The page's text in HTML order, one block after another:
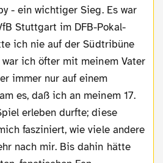
- ein wichtiger Sieg. Es war
Stuttgart im DFB-Pokal-
ich nie auf der Südtribüne
ich öfter mit meinem Vater
immer nur auf einem
es, daß ich an meinem 17.
erleben durfte; diese
fasziniert, wie viele andere
nach mir. Bis dahin hätte